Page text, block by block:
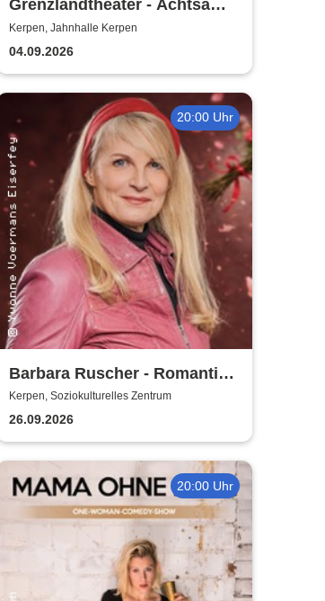
Grenzlandtheater - Achtsam
Morden durch bewusste
Ernährung
Kerpen, Jahnhalle Kerpen
04.09.2026
20:00 Uhr
Barbara Ruscher - Romantik,
aber zack, zack!
Kerpen, Soziokulturelles Zentrum
26.09.2026
20:00 Uhr